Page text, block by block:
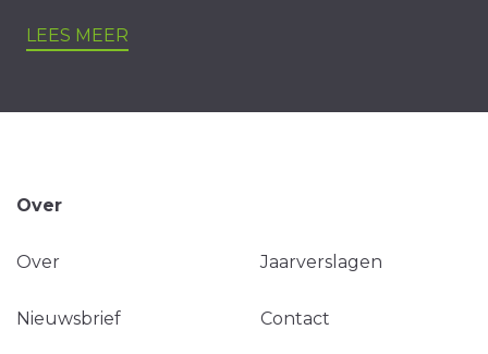
LEES MEER
Over
Over Jaarverslagen
Nieuwsbrief Contact